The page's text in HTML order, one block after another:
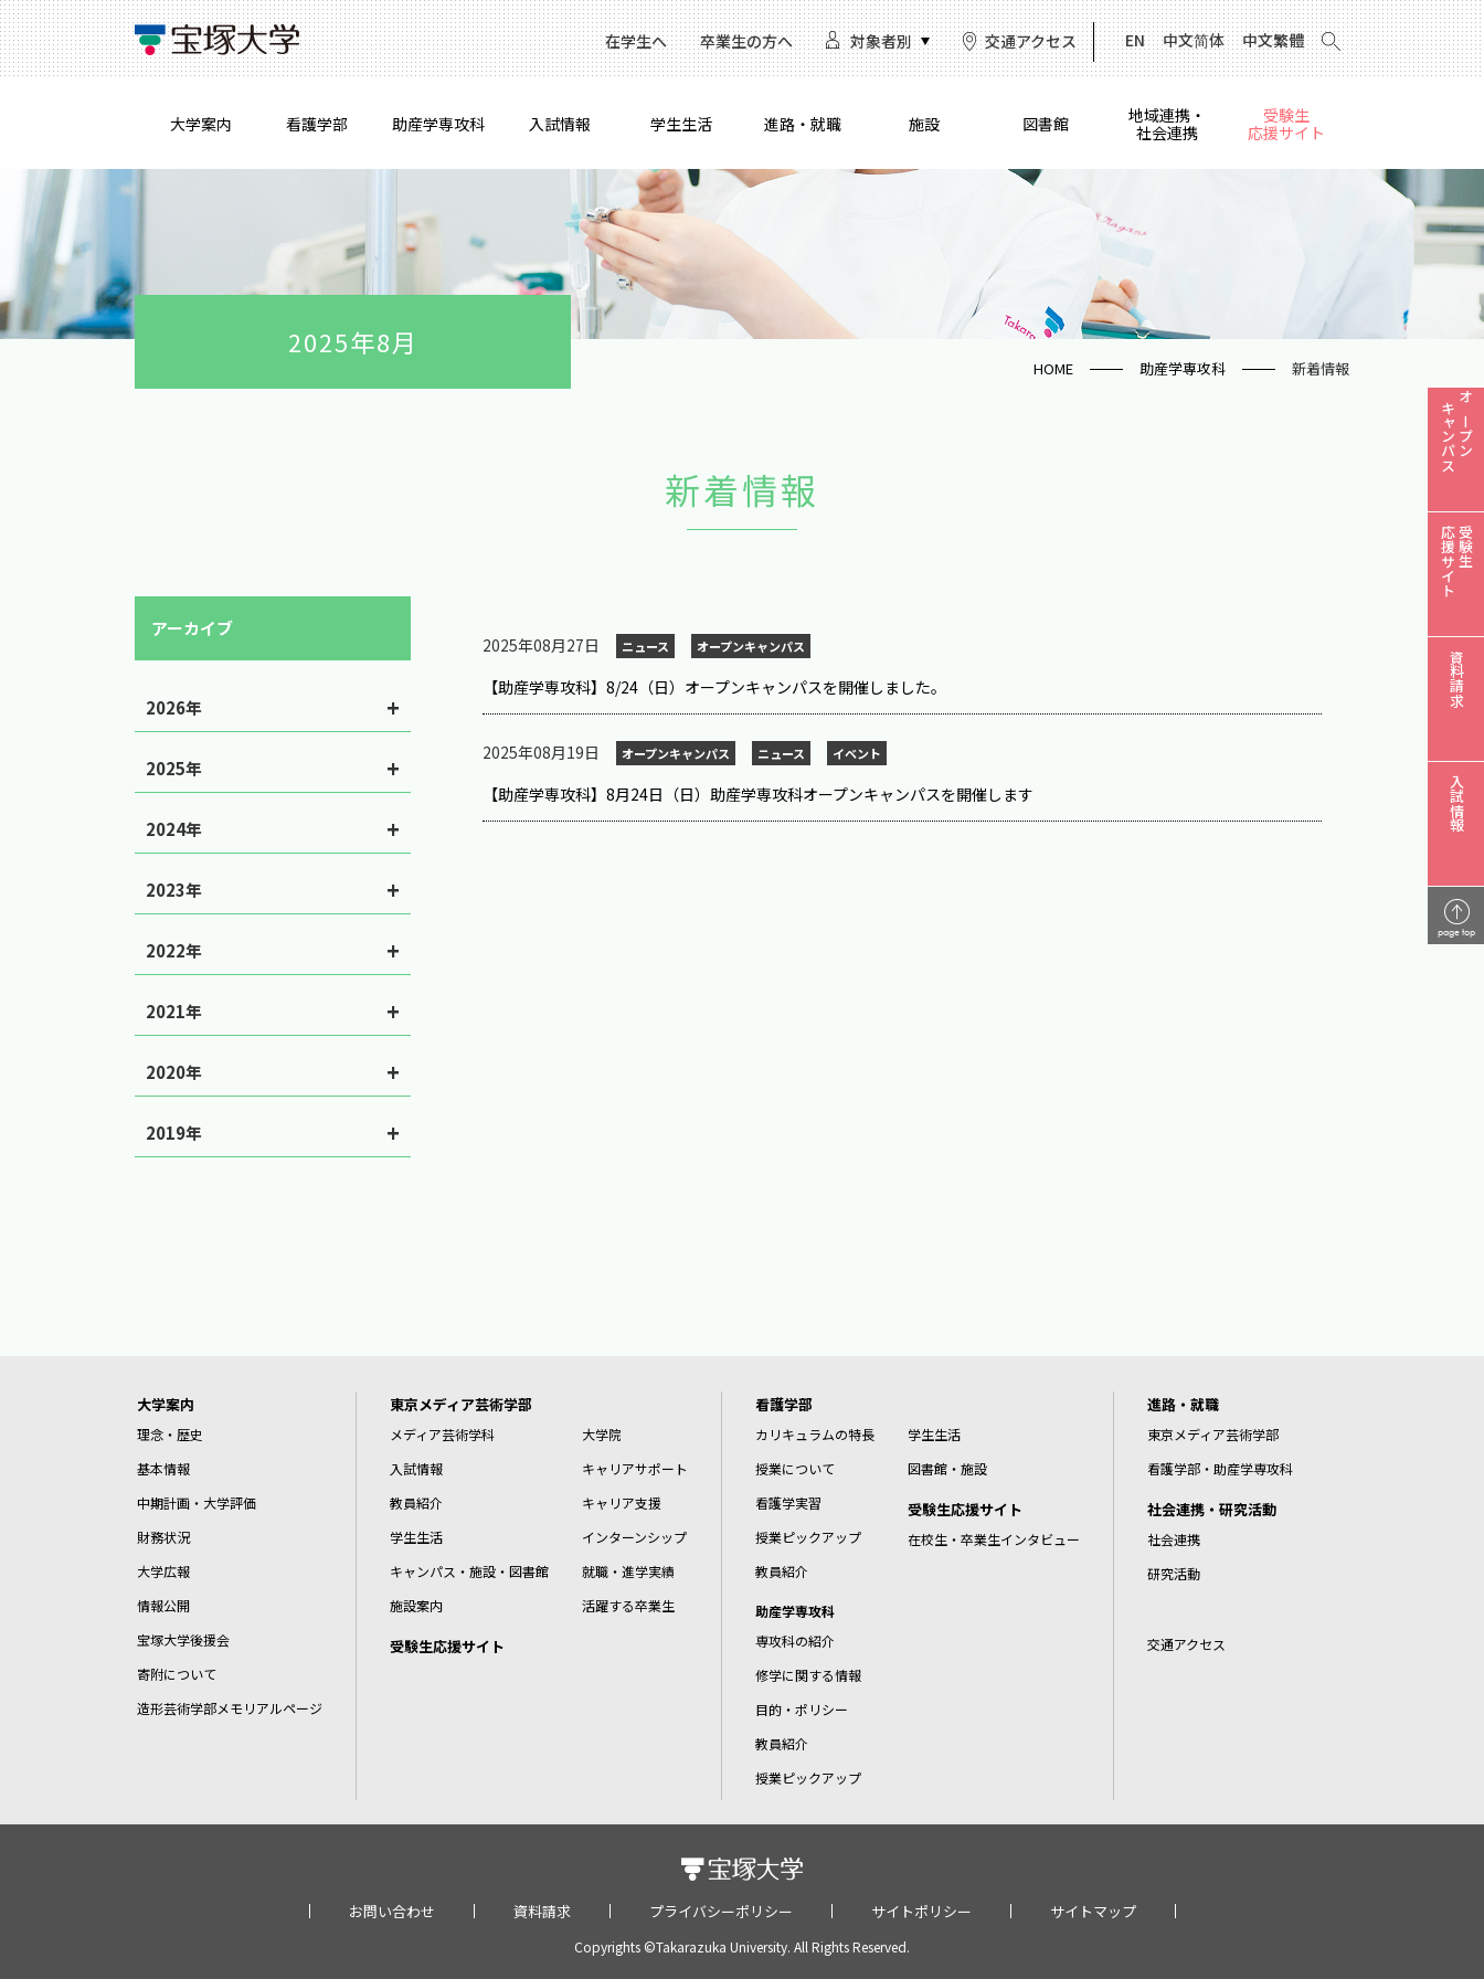
在学生へ 卒業生の方へ 対象者別 交通アクセス EN 中文简体 中文繁體
大学案内 看護学部 助産学専攻科 入試情報 学生生活 進路・就職 施設 図書館
地域連携・
社会連携
受験生
応援サイト
オープン
キャンパス
受験生
応援サイト
資料請求
入試情報
page top
2025年8月
HOME 助産学専攻科 新着情報
新着情報
2025年08月27日 ニュース オープンキャンパス
【助産学専攻科】8/24（日）オープンキャンパスを開催しました。
2025年08月19日 オープンキャンパス ニュース イベント
【助産学専攻科】8月24日（日）助産学専攻科オープンキャンパスを開催します
アーカイブ
2026年
2025年
2024年
2023年
2022年
2021年
2020年
2019年
大学案内
理念・歴史
基本情報
中期計画・大学評価
財務状況
大学広報
情報公開
宝塚大学後援会
寄附について
造形芸術学部メモリアルページ
東京メディア芸術学部
メディア芸術学科
入試情報
教員紹介
学生生活
キャンパス・施設・図書館
施設案内
受験生応援サイト
大学院
キャリアサポート
キャリア支援
インターンシップ
就職・進学実績
活躍する卒業生
看護学部
カリキュラムの特長
授業について
看護学実習
授業ピックアップ
教員紹介
助産学専攻科
専攻科の紹介
修学に関する情報
目的・ポリシー
教員紹介
授業ピックアップ
学生生活
図書館・施設
受験生応援サイト
在校生・卒業生インタビュー
進路・就職
東京メディア芸術学部
看護学部・助産学専攻科
社会連携・研究活動
社会連携
研究活動
交通アクセス
お問い合わせ 資料請求 プライバシーポリシー サイトポリシー サイトマップ
Copyrights ©Takarazuka University. All Rights Reserved.